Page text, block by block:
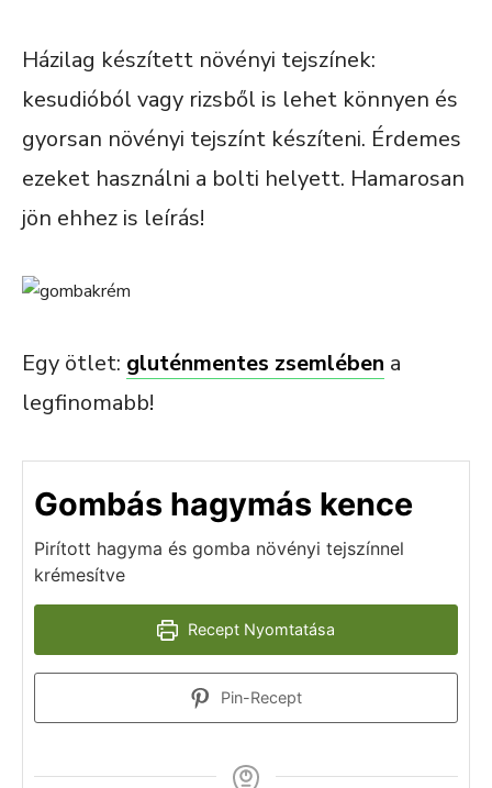
Házilag készített növényi tejszínek:
kesudióból vagy rizsből is lehet könnyen és
gyorsan növényi tejszínt készíteni. Érdemes
ezeket használni a bolti helyett. Hamarosan
jön ehhez is leírás!
Egy ötlet: gluténmentes zsemlében a
legfinomabb!
Gombás hagymás kence
Pirított hagyma és gomba növényi tejszínnel
krémesítve
Recept Nyomtatása
Pin-Recept